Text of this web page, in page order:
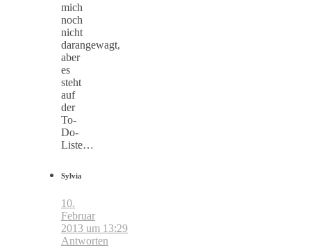
mich
noch
nicht
darangewagt,
aber
es
steht
auf
der
To-
Do-
Liste…
Sylvia
10.
Februar
2013 um 13:29
Antworten